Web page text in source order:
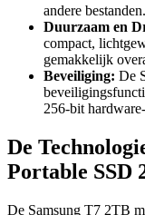
andere bestanden.
Duurzaam en
compact,
gemakkelijk
Beveiliging: De
256-bit
De
Portable SSD
De Samsung T7 2TB